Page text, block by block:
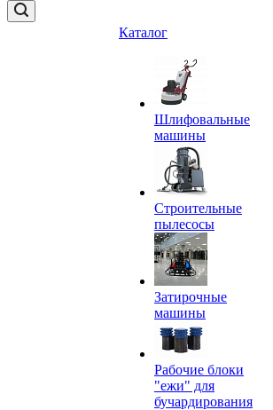
Каталог
Шлифовальные
машины
Строительные
пылесосы
Затирочные
машины
Рабочие блоки
"ежи" для
бучардирования